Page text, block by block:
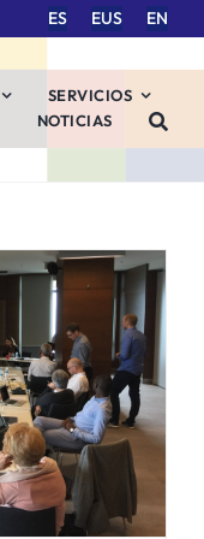
ES EUS EN
SERVICIOS
NOTICIAS